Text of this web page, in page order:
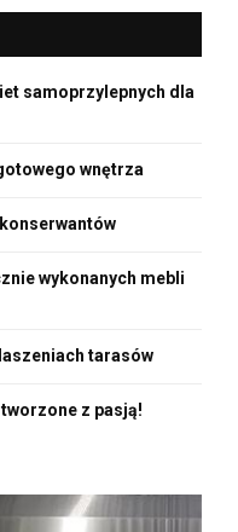
E
A
samoprzylepnych dla
wnętrza
wykonanych mebli
tarasów
z pasją!